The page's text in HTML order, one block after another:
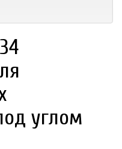
углом